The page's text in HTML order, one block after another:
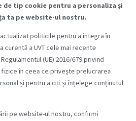
de tip cookie pentru a personaliza și
ta pe website-ul nostru.
politicile pentru a integra în
curentă a UVT cele mai recente
(UE) 2016/679 privind
în ceea ce privește prelucrarea
și pentru a citi și înțelege conținutul
pe website-ul nostru, confirmi
Regulamente, metodologii și proceduri
InfoCentru
Studii universitare de licență
Studii universitare de masterat